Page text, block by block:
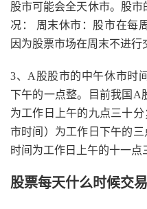
股市可能会全天休市。股
况： 周末休市：股市在每
因为股票市场在周末不进行
3、A股股市的中午休市时
下午的一点整。目前我国A
为工作日上午的九点三十
市时间）为工作日下午的
时间为工作日上午的十一点
股票每天什么时候交易